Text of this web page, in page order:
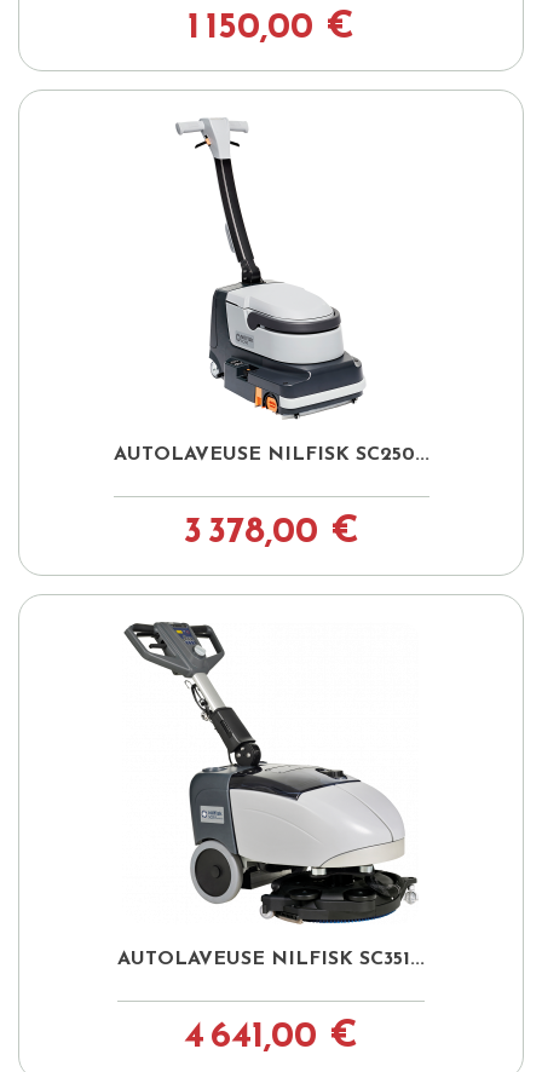
1 150,00 €
AUTOLAVEUSE NILFISK SC250...
3 378,00 €
AUTOLAVEUSE NILFISK SC351...
4 641,00 €